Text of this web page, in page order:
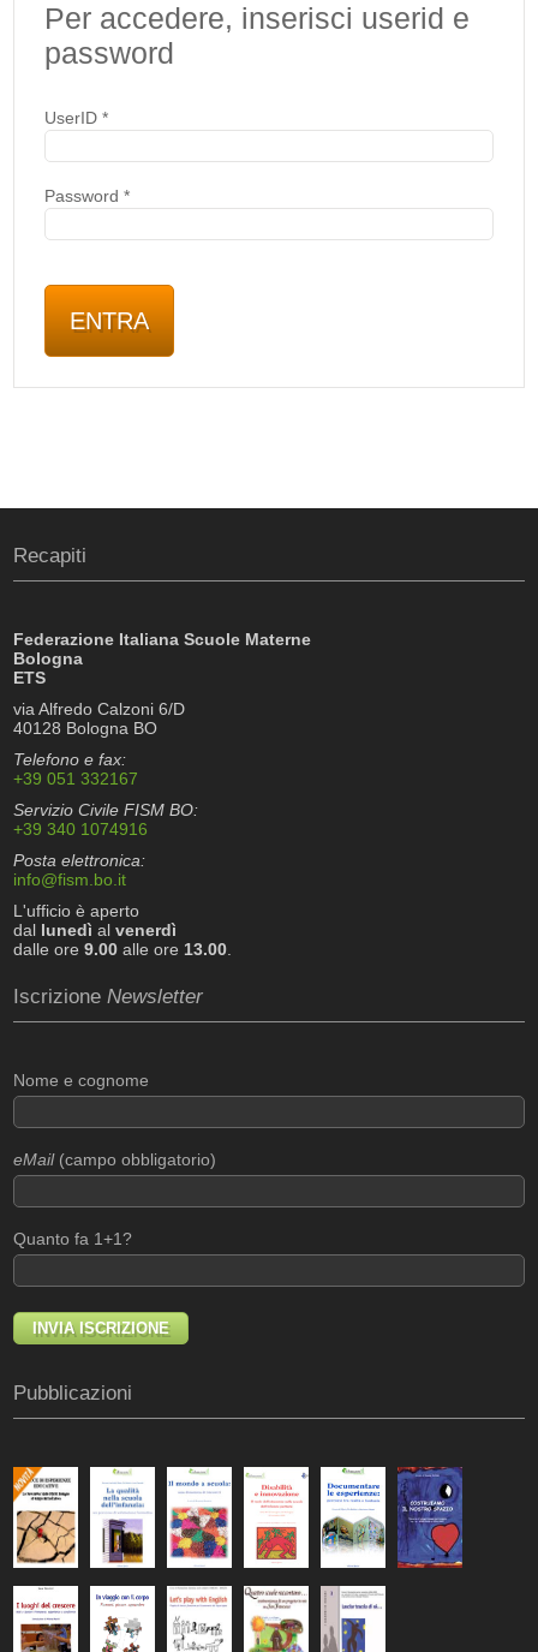
Per accedere, inserisci userid e
password
UserID*
Password*
Recapiti
Federazione Italiana Scuole Materne
Bologna
ETS
via Alfredo Calzoni 6/D
40128 Bologna BO
Telefono e fax:
+39 051 332167
Servizio Civile FISM BO:
+39 340 1074916
Posta elettronica:
info@fism.bo.it
L'ufficio è aperto
dal lunedì alvenerdì
dalle ore9.00 alle ore 13.00.
IscrizioneNewsletter
Nome e cognome
eMail(campo obbligatorio)
Quanto fa 1+1?
Pubblicazioni